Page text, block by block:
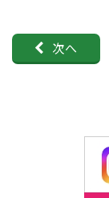
次へ